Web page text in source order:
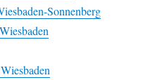
Sonnenberg